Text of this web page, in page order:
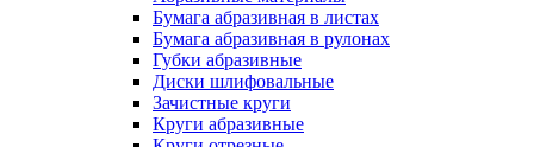
Бумага абразивная в листах
Бумага абразивная в рулонах
Губки абразивные
Диски шлифовальные
Зачистные круги
Круги абразивные